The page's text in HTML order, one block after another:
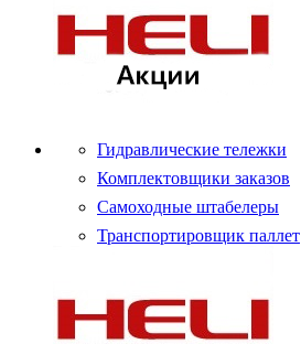
Гидравлические тележки
Комплектовщики заказов
Самоходные штабелеры
Транспортировщик паллет